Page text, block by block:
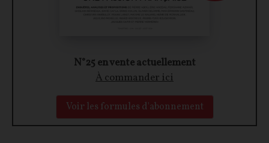
N°25 en vente actuellement
À commander ici
Voir les formules d'abonnement